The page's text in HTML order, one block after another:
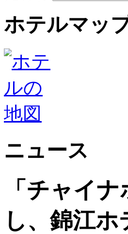
ホテルマッ
ニュース
「チャイ
し、錦江